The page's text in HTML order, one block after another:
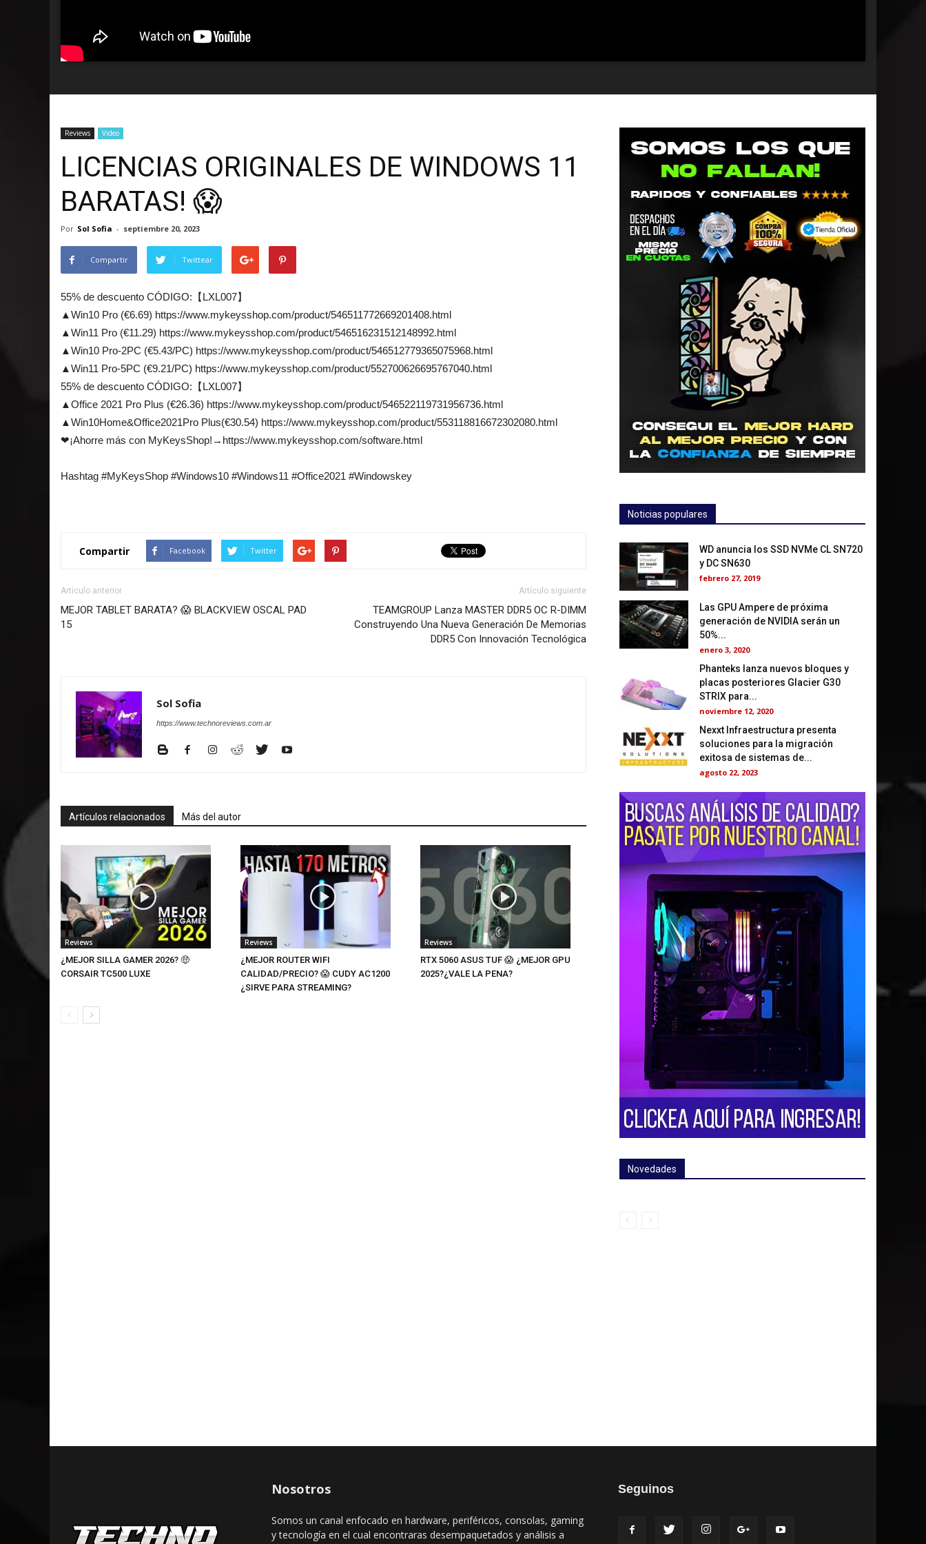
Reviews Video
LICENCIAS ORIGINALES DE WINDOWS 11
BARATAS! 😱
Por Sol Sofia - septiembre 20, 2023
Compartir Twittear
55% de descuento CÓDIGO:【LXL007】
▲Win10 Pro (€6.69) https://www.mykeysshop.com/product/546511772669201408.html
▲Win11 Pro (€11.29) https://www.mykeysshop.com/product/546516231512148992.html
▲Win10 Pro-2PC (€5.43/PC) https://www.mykeysshop.com/product/546512779365075968.html
▲Win11 Pro-5PC (€9.21/PC) https://www.mykeysshop.com/product/552700626695767040.html
55% de descuento CÓDIGO:【LXL007】
▲Office 2021 Pro Plus (€26.36) https://www.mykeysshop.com/product/546522119731956736.html
▲Win10Home&Office2021Pro Plus(€30.54) https://www.mykeysshop.com/product/553118816672302080.html
❤¡Ahorre más con MyKeysShop!→https://www.mykeysshop.com/software.html
Hashtag #MyKeysShop #Windows10 #Windows11 #Office2021 #Windowskey
Compartir Facebook Twitter
Artículo anterior
MEJOR TABLET BARATA? 😱 BLACKVIEW OSCAL PAD
15
Artículo siguiente
TEAMGROUP Lanza MASTER DDR5 OC R-DIMM
Construyendo Una Nueva Generación De Memorias
DDR5 Con Innovación Tecnológica
Sol Sofia
https://www.technoreviews.com.ar
Artículos relacionados Más del autor
Reviews
¿MEJOR SILLA GAMER 2026? 🤑
CORSAIR TC500 LUXE
Reviews
¿MEJOR ROUTER WIFI
CALIDAD/PRECIO? 😱 CUDY AC1200
¿SIRVE PARA STREAMING?
Reviews
RTX 5060 ASUS TUF 😱 ¿MEJOR GPU
2025?¿VALE LA PENA?
Noticias populares
WD anuncia los SSD NVMe CL SN720
y DC SN630
febrero 27, 2019
Las GPU Ampere de próxima
generación de NVIDIA serán un
50%...
enero 3, 2020
Phanteks lanza nuevos bloques y
placas posteriores Glacier G30
STRIX para...
noviembre 12, 2020
Nexxt Infraestructura presenta
soluciones para la migración
exitosa de sistemas de...
agosto 22, 2023
Novedades
Nosotros
Somos un canal enfocado en hardware, periféricos, consolas, gaming
y tecnología en el cual encontraras desempaquetados y análisis a
Seguinos